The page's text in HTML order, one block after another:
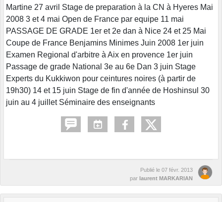
Martine 27 avril Stage de preparation à la CN à Hyeres Mai
2008 3 et 4 mai Open de France par equipe 11 mai
PASSAGE DE GRADE 1er et 2e dan à Nice 24 et 25 Mai
Coupe de France Benjamins Minimes Juin 2008 1er juin
Examen Regional d'arbitre à Aix en provence 1er juin
Passage de grade National 3e au 6e Dan 3 juin Stage
Experts du Kukkiwon pour ceintures noires (à partir de
19h30) 14 et 15 juin Stage de fin d'année de Hoshinsul 30
juin au 4 juillet Séminaire des enseignants
Publié le 07 févr. 2013
par laurent MARKARIAN